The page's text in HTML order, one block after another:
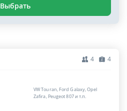
Выбрать
4 4
VW Touran, Ford Galaxy, Opel
Zafira, Peugeot 807 и т.п.